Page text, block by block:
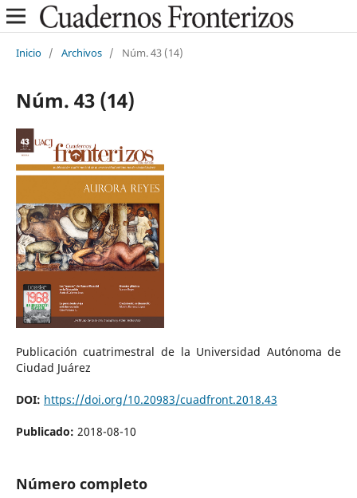
Inicio / Archivos / Núm. 43 (14)
Núm. 43 (14)
Publicación cuatrimestral de la Universidad Autónoma de
Ciudad Juárez
DOI: https://doi.org/10.20983/cuadfront.2018.43
Publicado: 2018-08-10
Número completo